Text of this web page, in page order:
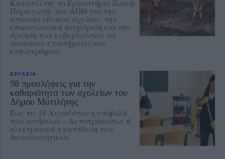
Καταπέλτης το Εργαστήριο Ζωικής
Παραγωγής του ΑΠΘ για την
απουσία εθνικού σχεδίου, την
επικοινωνιακή διαχείριση και την
άρνηση των κυβερνώντων να
ακούσουν επιστήμονες και
κτηνοτρόφους
ΕΡΓΑΣΙΑ
98 προσλήψεις για την
καθαριότητα των σχολείων του
Δήμου Μυτιλήνης
Έως τις 18 Αυγούστου η υποβολή
των αιτήσεων – Αυτοπροσώπως ή
ηλεκτρονικά η κατάθεση των
δικαιολογητικών